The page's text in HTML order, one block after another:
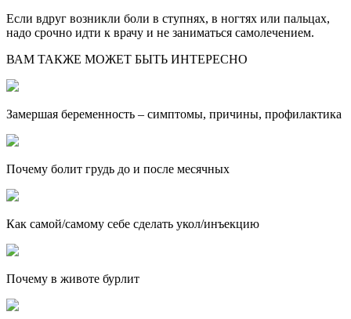
Если вдруг возникли боли в ступнях, в ногтях или пальцах,
надо срочно идти к врачу и не заниматься самолечением.
ВАМ ТАКЖЕ МОЖЕТ БЫТЬ ИНТЕРЕСНО
Замершая беременность – симптомы, причины, профилактика
Почему болит грудь до и после месячных
Как самой/самому себе сделать укол/инъекцию
Почему в животе бурлит